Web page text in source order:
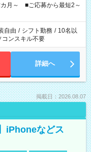
、ご希望を教えてください
計で週40時間を超える場
カ月～ ■ご応募から最短2～
自由 / シフト勤務 / 10名以
コンスキル不要
詳細へ
掲載日：2026.08.07
iPhoneなどス